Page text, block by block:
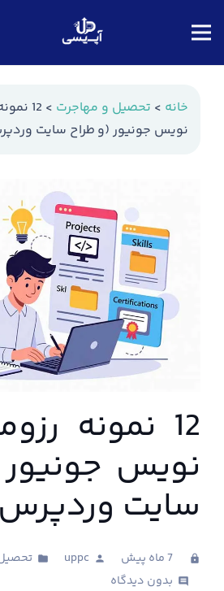
خانه > تحصیل و مهاجرت >
12
نویس جونیور (و طراح سایت
12 نمونه
نویس
سایت
clock 7 ماه پیش person
uppc
folder
comments بدون دیدگاه